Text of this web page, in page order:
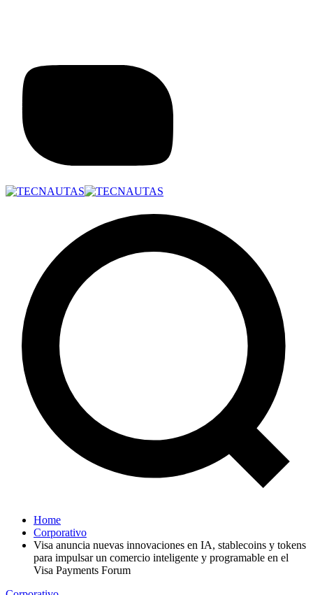
Home
Corporativo
Visa anuncia nuevas innovaciones en IA, stablecoins y tokens
para impulsar un comercio inteligente y programable en el
Visa Payments Forum